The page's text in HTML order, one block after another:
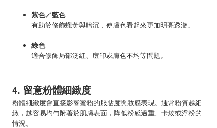
紫色／藍色
有助於修飾蠟黃與暗沉，使膚色看起來更加明亮透澈。
綠色
適合修飾局部泛紅、痘印或膚色不均等問題。
4. 留意粉體細緻度
粉體細緻度會直接影響蜜粉的服貼度與妝感表現。通常粉質越細
緻，越容易均勻附著於肌膚表面，降低粉感過重、卡紋或浮粉的
情況。